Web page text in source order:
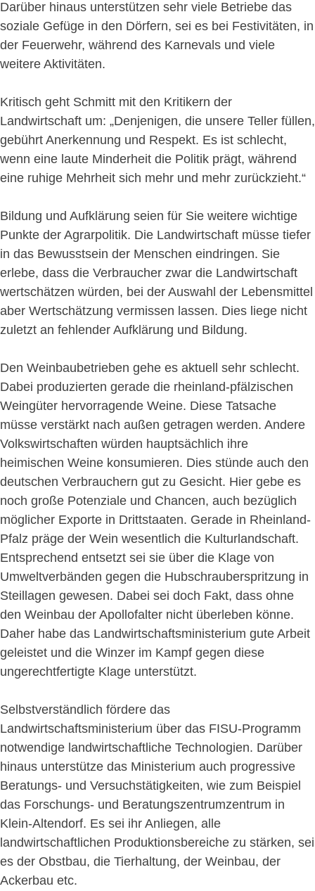
Darüber hinaus unterstützen sehr viele Betriebe das
soziale Gefüge in den Dörfern, sei es bei Festivitäten, in
der Feuerwehr, während des Karnevals und viele
weitere Aktivitäten.
Kritisch geht Schmitt mit den Kritikern der
Landwirtschaft um: „Denjenigen, die unsere Teller füllen,
gebührt Anerkennung und Respekt. Es ist schlecht,
wenn eine laute Minderheit die Politik prägt, während
eine ruhige Mehrheit sich mehr und mehr zurückzieht.“
Bildung und Aufklärung seien für Sie weitere wichtige
Punkte der Agrarpolitik. Die Landwirtschaft müsse tiefer
in das Bewusstsein der Menschen eindringen. Sie
erlebe, dass die Verbraucher zwar die Landwirtschaft
wertschätzen würden, bei der Auswahl der Lebensmittel
aber Wertschätzung vermissen lassen. Dies liege nicht
zuletzt an fehlender Aufklärung und Bildung.
Den Weinbaubetrieben gehe es aktuell sehr schlecht.
Dabei produzierten gerade die rheinland-pfälzischen
Weingüter hervorragende Weine. Diese Tatsache
müsse verstärkt nach außen getragen werden. Andere
Volkswirtschaften würden hauptsächlich ihre
heimischen Weine konsumieren. Dies stünde auch den
deutschen Verbrauchern gut zu Gesicht. Hier gebe es
noch große Potenziale und Chancen, auch bezüglich
möglicher Exporte in Drittstaaten. Gerade in Rheinland-
Pfalz präge der Wein wesentlich die Kulturlandschaft.
Entsprechend entsetzt sei sie über die Klage von
Umweltverbänden gegen die Hubschrauberspritzung in
Steillagen gewesen. Dabei sei doch Fakt, dass ohne
den Weinbau der Apollofalter nicht überleben könne.
Daher habe das Landwirtschaftsministerium gute Arbeit
geleistet und die Winzer im Kampf gegen diese
ungerechtfertigte Klage unterstützt.
Selbstverständlich fördere das
Landwirtschaftsministerium über das FISU-Programm
notwendige landwirtschaftliche Technologien. Darüber
hinaus unterstütze das Ministerium auch progressive
Beratungs- und Versuchstätigkeiten, wie zum Beispiel
das Forschungs- und Beratungszentrumzentrum in
Klein-Altendorf. Es sei ihr Anliegen, alle
landwirtschaftlichen Produktionsbereiche zu stärken, sei
es der Obstbau, die Tierhaltung, der Weinbau, der
Ackerbau etc.